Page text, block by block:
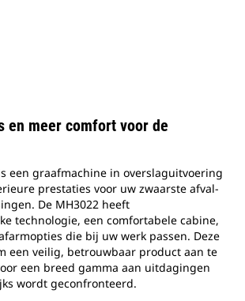
en meer comfort voor de
een graafmachine in overslaguitvoering
prestaties voor uw zwaarste afval-
De MH3022 heeft
technologie, een comfortabele cabine,
die bij uw werk passen. Deze
een veilig, betrouwbaar product aan te
een breed gamma aan uitdagingen
wordt geconfronteerd.